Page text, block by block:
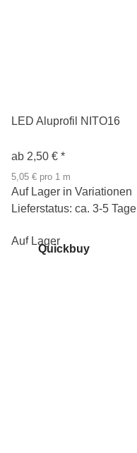
LED Aluprofil NITO16
ab 2,50 € *
5,05 € pro 1 m
Auf Lager in Variationen
Lieferstatus: ca. 3-5 Tage
Quickbuy
Auf Lager